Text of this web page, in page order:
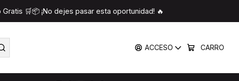
ACCESO CARRO
🛒📦 ¡No dejes pasar esta oportunidad! 🔥
de membrana para oficina